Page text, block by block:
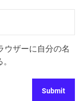
ウザーに自分の名